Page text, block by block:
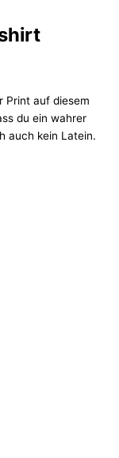
Print auf diesem
du ein wahrer
auch kein Latein.